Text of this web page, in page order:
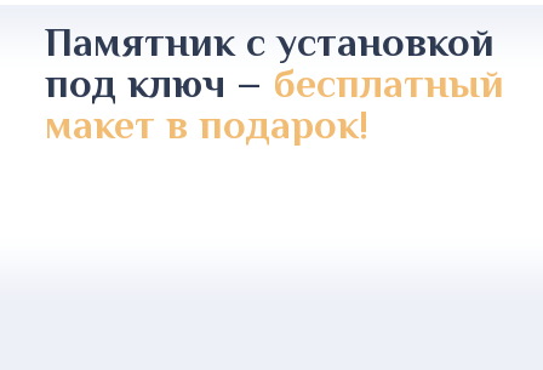
Памятник с установкой
под ключ – бесплатный
макет в подарок!